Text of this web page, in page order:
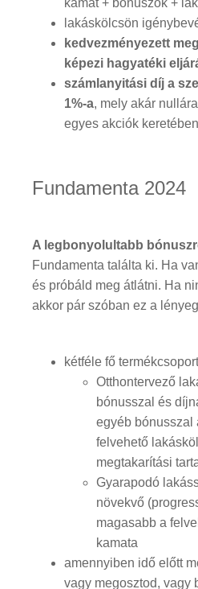
lakáskölcsön
kedvezményezett
képezi hagyatéki
számlanyitási díj a
1%-a, mely akár
egyes akciók keretében
Fundamenta 2024
A legbonyolultabb
Fundamenta találta ki. Ha
és próbáld meg átlátni. Ha
akkor pár szóban ez a
kétféle fő
Otthontervező
bónusszal és
egyéb bónusszal
felvehető
megtakarítási
Gyarapodó
növekvő
magasabb a
kamata
amennyiben idő előtt
vagy megosztod, vagy